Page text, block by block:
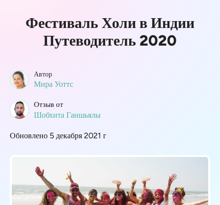
Фестиваль Холи в Индии
Путеводитель 2020
Автор
Мира Уоттс
Отзыв от
Шобхита Ганшьялы
Обновлено 5 декабря 2021 г